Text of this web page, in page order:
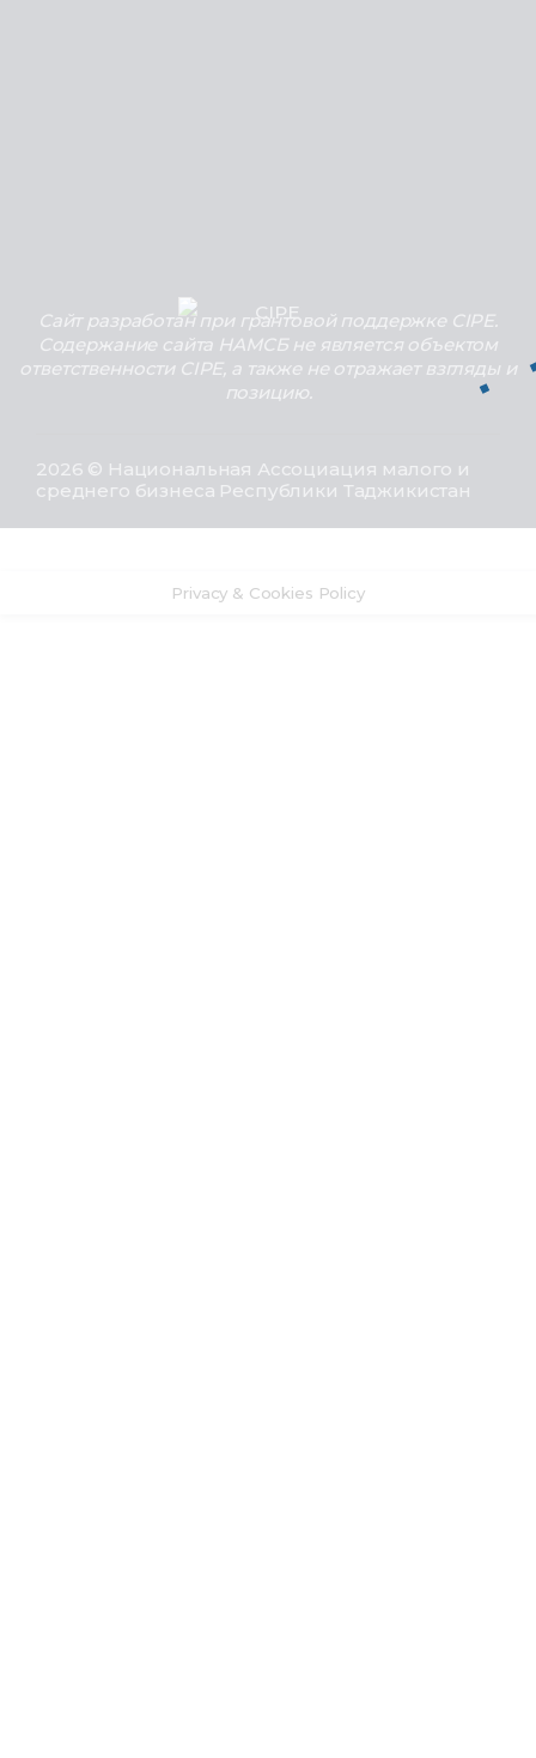
Сайт разработан при грантовой поддержке CIPE.
Содержание сайта НАМСБ не является объектом
ответственности CIPE, а также не отражает взгляды и
позицию.
2026 © Национальная Ассоциация малого и
среднего бизнеса Республики Таджикистан
Privacy & Cookies Policy